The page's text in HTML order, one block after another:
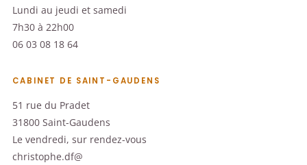
Lundi au jeudi et samedi
7h30 à 22h00
06 03 08 18 64
CABINET DE SAINT-GAUDENS
51 rue du Pradet
31800 Saint-Gaudens
Le vendredi, sur rendez-vous
christophe.df@